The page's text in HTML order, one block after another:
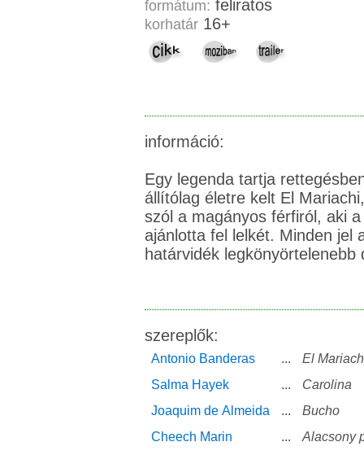
formátum: feliratos
korhatár 16+
információ:
Egy legenda tartja
állítólag életre kelt El
szól a magányos férfiról, aki
ajánlotta fel lelkét. Minden jel
határvidék
szereplők:
Antonio Banderas ...
El
Salma Hayek
...
Carolina
Joaquim de Almeida
...
Bucho
Cheech Marin
...
Alacsony